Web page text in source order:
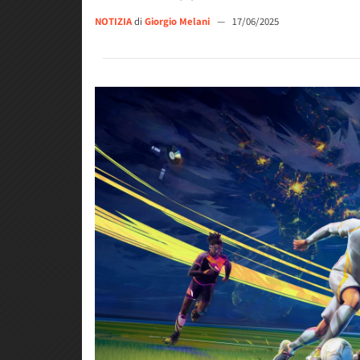
NOTIZIAdi Giorgio Melani — 17/06/2025